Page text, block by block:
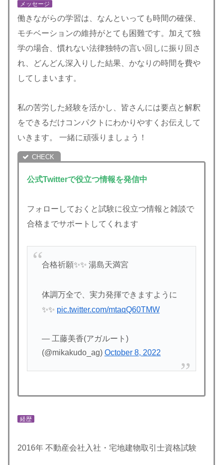
メッセージ
働きながらの学習は、なんといっても時間の確保、
モチベーションの維持がとても困難です。加えて独
学の場合、慣れない法律独特の言い回しに振り回さ
れ、どんどん深入りした結果、かなりの時間を費や
してしまいます。
私の苦労した経験を活かし、皆さんには要点と解釈
をできるだけコンパクトにわかりやすくお伝えして
いきます。 一緒に頑張りましょう！
公式Twitterで役立つ情報を発信中
フォローしておくと試験に役立つ情報と雑談で
合格までサポートしてくれます
合格祈願✨✨ 湯島天満宮
体調万全で、実力発揮できますように
✨✨ pic.twitter.com/mtaqQ60TMW
— 工藤美香(アガルート)
(@mikakudo_ag) October 8, 2022
経歴
2016年 不動産会社入社・宅地建物取引士資格試験